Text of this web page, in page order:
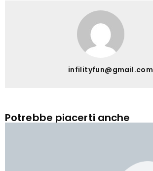
infilityfun@gmail.com
Potrebbe piacerti anche